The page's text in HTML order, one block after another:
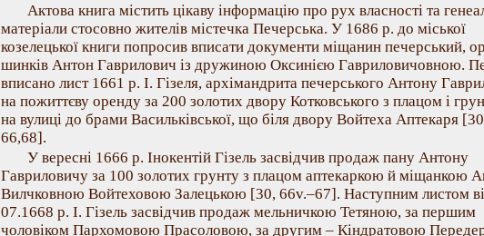
Актова книга містить цікаву інформацію про рух власності та
матеріали стосовно жителів містечка Печерська. У 1686 р. до міської
козелецької книги попросив вписати документи міщанин печерський,
шинків Антон Гаврилович із дружиною Оксинією Гавриловичовною.
вписано лист 1661 р. І. Гізеля, архімандрита печерського Антону
на пожиттєву оренду за 200 золотих двору Котковського з плацом і
на вулиці до брами Васильківської, що біля двору Войтеха Аптекаря
66,68].
У вересні 1666 р. Інокентій Гізель засвідчив продаж пану Антону
Гавриловичу за 100 золотих грунту з плацом аптекаркою й міщанкою
Вилчковною Войтеховою Залецькою [30, 66v.–67]. Наступним листом
07.1668 р. І. Гізель засвідчив продаж мельничкою Тетяною, за першим
чоловіком Пархомовою Прасоловою, за другим – Кіндратовою